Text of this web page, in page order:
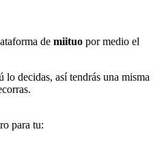
de miituo por medio el
decidas, así tendrás una misma
para tu: